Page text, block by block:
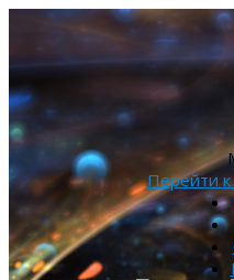
Перейти